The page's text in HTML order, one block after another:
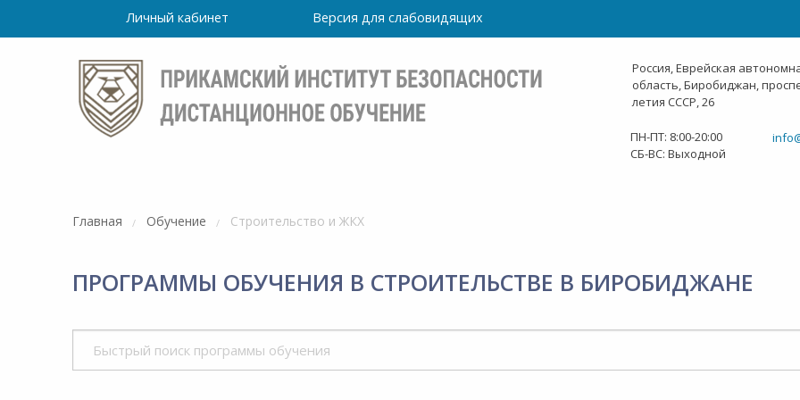
Института
Личный кабинет Версия для слабовидящих
Россия, Еврейская
область, Биробиджан,
летия СССР, 26
ПН-ПТ: 8:00-20:00
СБ-ВС: Выходной
Главная Обучение Строительство и ЖКХ
ПРОГРАММЫ ОБУЧЕНИЯ В СТРОИТЕЛЬСТВЕ В БИРОБИДЖАНЕ